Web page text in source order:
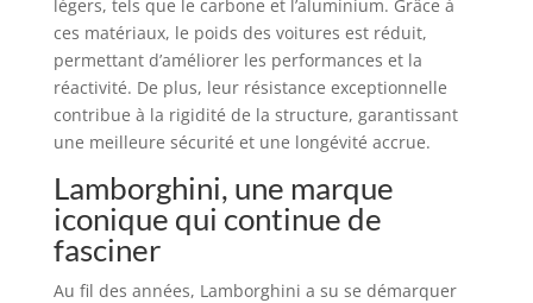
légers, tels que le carbone et l’aluminium. Grâce à
ces matériaux, le poids des voitures est réduit,
permettant d’améliorer les performances et la
réactivité. De plus, leur résistance exceptionnelle
contribue à la rigidité de la structure, garantissant
une meilleure sécurité et une longévité accrue.
Lamborghini, une marque
iconique qui continue de
fasciner
Au fil des années, Lamborghini a su se démarquer